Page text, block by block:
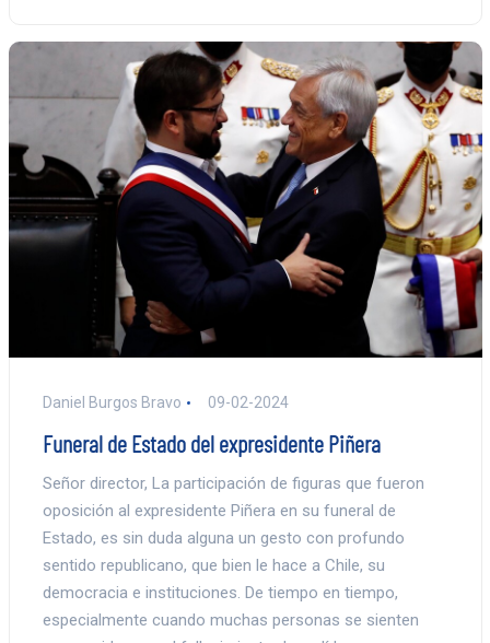
Daniel Burgos Bravo 09-02-2024
Funeral de Estado del expresidente Piñera
Señor director, La participación de figuras que fueron
oposición al expresidente Piñera en su funeral de
Estado, es sin duda alguna un gesto con profundo
sentido republicano, que bien le hace a Chile, su
democracia e instituciones. De tiempo en tiempo,
especialmente cuando muchas personas se sienten